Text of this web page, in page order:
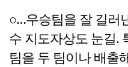
○…우승팀을 잘 길러
수 지도자상도 눈길.
팀을 두 팀이나 배출